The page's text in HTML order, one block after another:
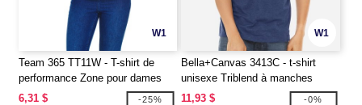
W1
Team 365 TT11W - T-shirt de
performance Zone pour dames
6,31 $
-25%
W1
Bella+Canvas 3413C - t-shirt
unisexe Triblend à manches
courtes
11,93 $ -0%